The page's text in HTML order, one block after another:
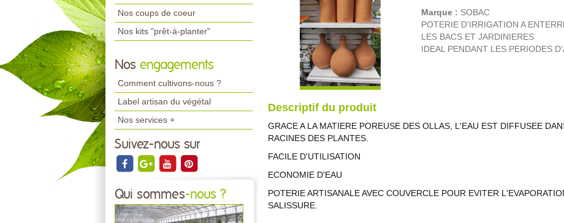
Nos coups de coeur
Nos kits "prêt-à-planter"
Nos engagements
Comment cultivons-nous ?
Label artisan du végétal
Nos services +
Suivez-nous sur
Qui sommes-nous ?
Marque : SOBAC
POTERIE D'IRRIGATION A
LES BACS ET JARDINIERES
IDEAL PENDANT LES PERIODES
Descriptif du produit
GRACE A LA MATIERE POREUSE DES OLLAS, L'EAU EST DIFFUSEE
RACINES DES PLANTES.
FACILE D'UTILISATION
ECONOMIE D'EAU
POTERIE ARTISANALE AVEC COUVERCLE POUR EVITER
SALISSURE.